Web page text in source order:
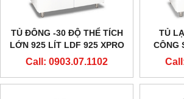
TỦ ĐÔNG -30 ĐỘ THỂ TÍCH
LỚN 925 LÍT LDF 925 XPRO
HÃNG EVERMED - Ý
Call: 0903.07.1102
TỦ
CÔNG
-30